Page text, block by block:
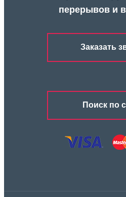
перерывов и
Заказать
Поиск по